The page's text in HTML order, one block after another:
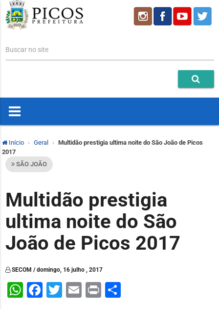
Buscar no site
Início Geral
Multidão prestigia ultima noite do São João de Picos
2017
SÃO JOÃO
Multidão prestigia
ultima noite do São
João de Picos 2017
SECOM / domingo, 16 julho , 2017
WhatsApp
Facebook
Twitter
Email
PrintShare